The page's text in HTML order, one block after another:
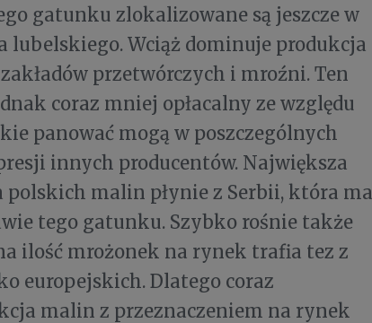
gatunku zlokalizowane są jeszcze w
lubelskiego. Wciąż dominuje produkcja
przetwórczych i mroźni. Ten
coraz mniej opłacalny ze względu
panować mogą w poszczególnych
innych producentów. Największa
malin płynie z Serbii, która ma
tego gatunku. Szybko rośnie także
ilość mrożonek na rynek trafia tez z
europejskich. Dlatego coraz
malin z przeznaczeniem na rynek